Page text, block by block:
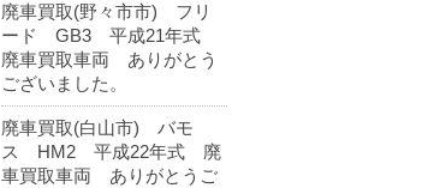
廃車買取(野々市市) フリ
ード GB3 平成21年式
廃車買取車両 ありがとう
ございました。
廃車買取(白山市) バモ
ス HM2 平成22年式 廃
車買取車両 ありがとうご